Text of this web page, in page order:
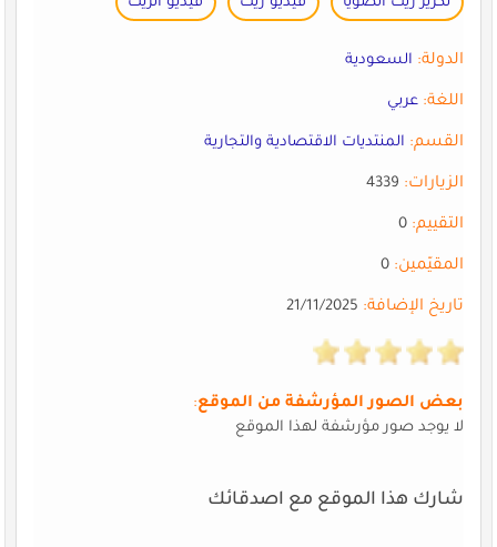
الدولة: السعودية
اللغة: عربي
القسم: المنتديات الاقتصادية والتجارية
الزيارات:4339
التقييم:0
المقيّمين:0
تاريخ الإضافة:21/11/2025
بعض الصور المؤرشفة من الموقع:
لا يوجد صور مؤرشفة لهذا الموقع
شارك هذا الموقع مع اصدقائك